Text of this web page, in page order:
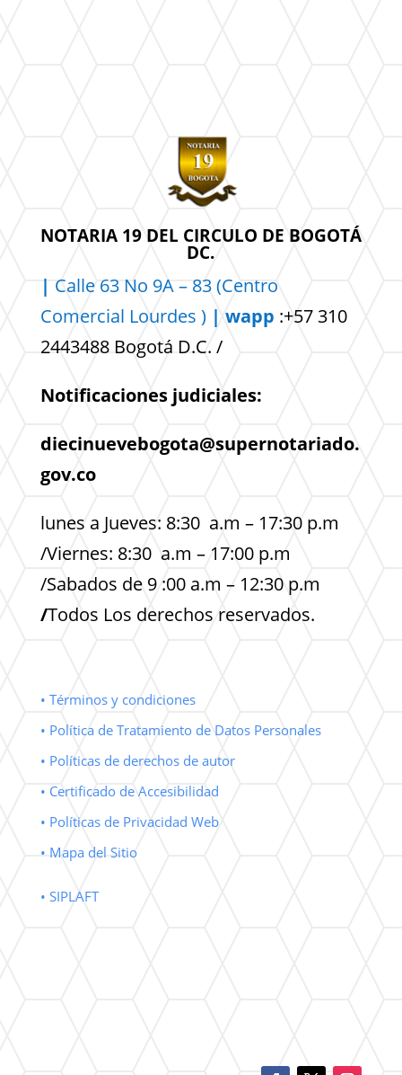
NOTARIA 19 DEL CIRCULO DE BOGOTÁ
DC.
| Calle 63 No 9A – 83 (Centro
Comercial Lourdes ) | wapp :+57 310
2443488 Bogotá D.C. /
Notificaciones judiciales:
diecinuevebogota@supernotariado.
gov.co
lunes a Jueves: 8:30 a.m – 17:30 p.m
/Viernes: 8:30 a.m – 17:00 p.m
/Sabados de 9 :00 a.m – 12:30 p.m
/Todos Los derechos reservados.
• Términos y condiciones
• Política de Tratamiento de Datos Personales
• Políticas de derechos de autor
• Certificado de Accesibilidad
• Políticas de Privacidad Web
• Mapa del Sitio
• SIPLAFT